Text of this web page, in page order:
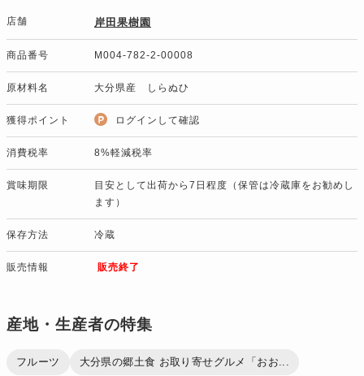
店舗 岸田果樹園
商品番号 M004-782-2-00008
原材料名 大分県産 しらぬひ
獲得ポイント ログインして確認
消費税率 8%軽減税率
賞味期限
目安として出荷から7日程度（保管は冷蔵庫をお勧めし
ます）
保存方法 冷蔵
販売情報 販売終了
産地・生産者の特集
フルーツ 大分県の郷土食 お取り寄せグルメ「おお...